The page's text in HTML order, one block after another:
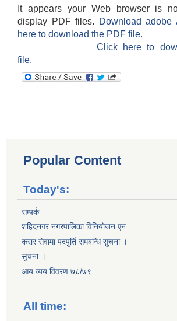
It appears your Web browser is
display PDF files.
Download
here to download the PDF file.
Click here to
file.
Popular Content
Today's:
सम्पर्क
शहिदनगर नगरपालिका विनियोजन एन
करार सेवामा पदपुर्ति समबन्धि सुचना ।
सुचना ।
आय व्यय विवरण ७८/७९
All time: